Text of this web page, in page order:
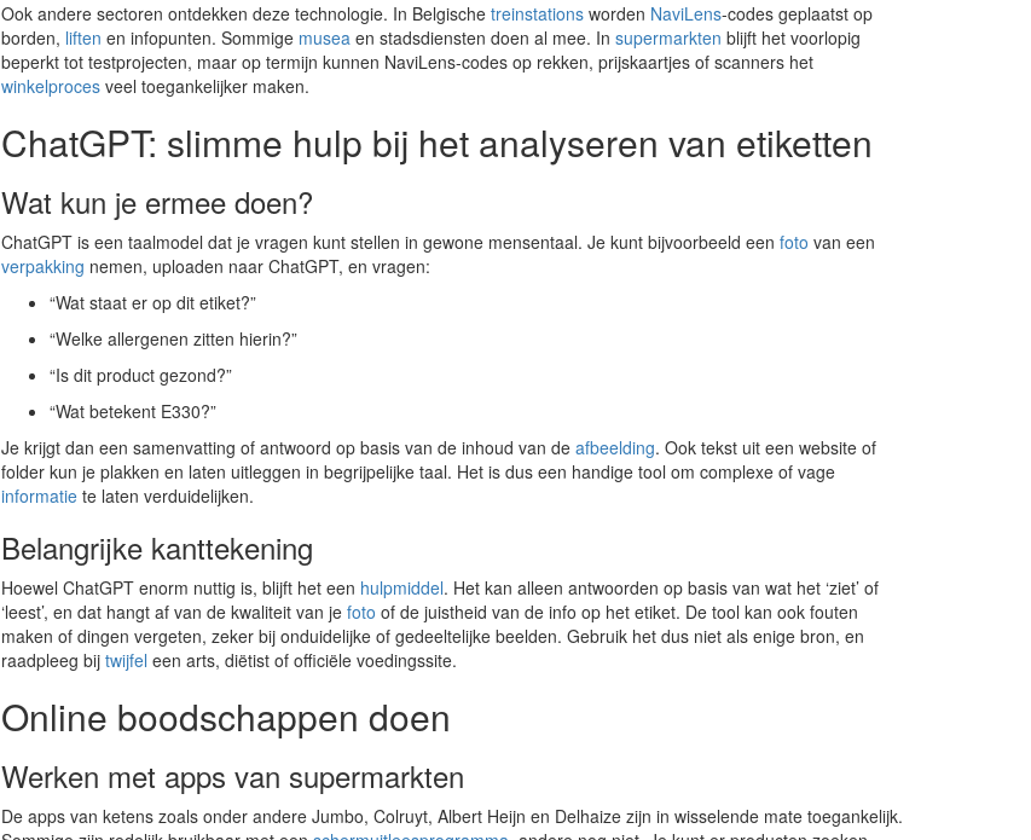
Ook andere sectoren ontdekken deze technologie. In Belgische treinstations worden NaviLens-codes geplaatst op
borden, liften en infopunten. Sommige musea en stadsdiensten doen al mee. In supermarkten blijft het voorlopig
beperkt tot testprojecten, maar op termijn kunnen NaviLens-codes op rekken, prijskaartjes of scanners het
winkelproces veel toegankelijker maken.
ChatGPT: slimme hulp bij het analyseren van etiketten
Wat kun je ermee doen?
ChatGPT is een taalmodel dat je vragen kunt stellen in gewone mensentaal. Je kunt bijvoorbeeld een foto van een
verpakking nemen, uploaden naar ChatGPT, en vragen:
“Wat staat er op dit etiket?”
“Welke allergenen zitten hierin?”
“Is dit product gezond?”
“Wat betekent E330?”
Je krijgt dan een samenvatting of antwoord op basis van de inhoud van de afbeelding. Ook tekst uit een website of
folder kun je plakken en laten uitleggen in begrijpelijke taal. Het is dus een handige tool om complexe of vage
informatie te laten verduidelijken.
Belangrijke kanttekening
Hoewel ChatGPT enorm nuttig is, blijft het een hulpmiddel. Het kan alleen antwoorden op basis van wat het ‘ziet’ of
‘leest’, en dat hangt af van de kwaliteit van je foto of de juistheid van de info op het etiket. De tool kan ook fouten
maken of dingen vergeten, zeker bij onduidelijke of gedeeltelijke beelden. Gebruik het dus niet als enige bron, en
raadpleeg bij twijfel een arts, diëtist of officiële voedingssite.
Online boodschappen doen
Werken met apps van supermarkten
De apps van ketens zoals onder andere Jumbo, Colruyt, Albert Heijn en Delhaize zijn in wisselende mate toegankelijk.